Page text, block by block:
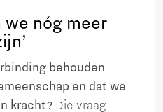
we nóg meer
behouden
en dat we
kracht? Die vraag